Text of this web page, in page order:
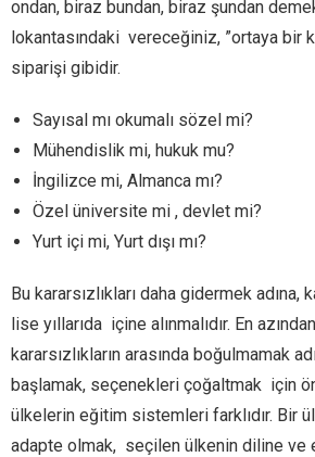
ondan, biraz bundan, biraz şundan
lokantasındaki vereceğiniz, ”ortaya bir
siparişi gibidir.
Sayısal mı okumalı sözel mi?
Mühendislik mi, hukuk mu?
İngilizce mi, Almanca mı?
Özel üniversite mi , devlet mi?
Yurt içi mi, Yurt dışı mı?
Bu kararsızlıkları daha gidermek adına,
lise yıllarıda içine alınmalıdır. En
kararsızlıkların arasında boğulmamak
başlamak, seçenekleri çoğaltmak için
ülkelerin eğitim sistemleri farklıdır. Bir
adapte olmak, seçilen ülkenin diline ve